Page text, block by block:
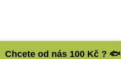
Chcete od nás 100 Kč ? 🐟